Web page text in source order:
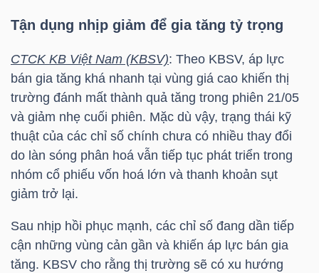
Tận dụng nhịp giảm để gia tăng tỷ trọng
CTCK KB Việt Nam (KBSV): Theo KBSV, áp lực
bán gia tăng khá nhanh tại vùng giá cao khiến thị
trường đánh mất thành quả tăng trong phiên 21/05
và giảm nhẹ cuối phiên. Mặc dù vậy, trạng thái kỹ
thuật của các chỉ số chính chưa có nhiều thay đổi
do làn sóng phân hoá vẫn tiếp tục phát triển trong
nhóm cổ phiếu vốn hoá lớn và thanh khoản sụt
giảm trở lại.
Sau nhịp hồi phục mạnh, các chỉ số đang dần tiếp
cận những vùng cản gần và khiến áp lực bán gia
tăng. KBSV cho rằng thị trường sẽ có xu hướng
TÍCH
VIETSTOCKFINANCE
VĨ
MÔ
NGÀNH